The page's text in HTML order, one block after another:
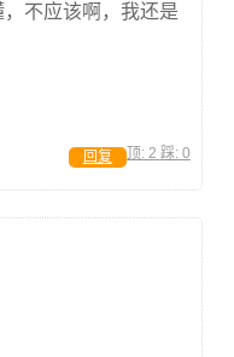
不应该啊，我还是
顶: 2 踩: 0
回复